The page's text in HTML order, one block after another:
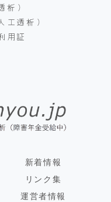
）
透析）
用証
新着情報
リンク集
運営者情報